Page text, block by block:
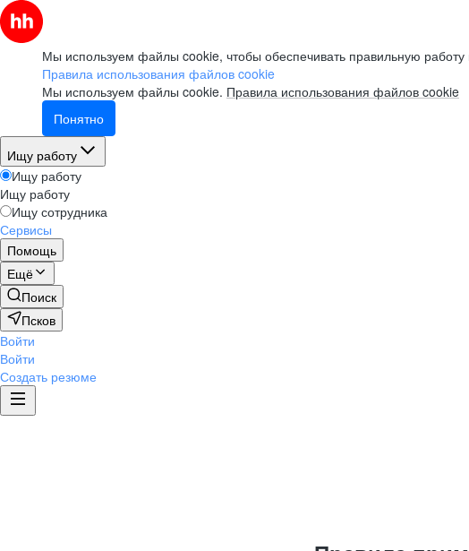
Мы используем файлы cookie, чтобы обеспечивать правильную работу
Правила использования файлов cookie
Мы используем файлы cookie. Правила использования файлов cookie
Понятно
Ищу работу
Ищу работу
Ищу работу
Ищу сотрудника
Сервисы
Помощь
Ещё
Поиск
Псков
Войти
Войти
Создать резюме